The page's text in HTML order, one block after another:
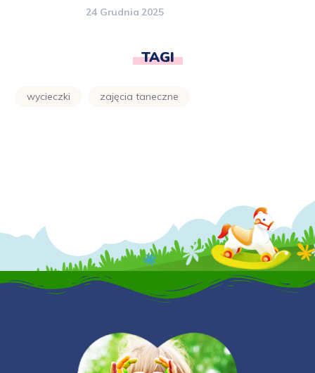
24 Grudnia 2025
TAGI
wycieczki zajęcia taneczne